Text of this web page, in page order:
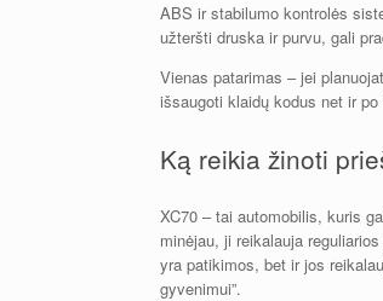
ABS ir stabilumo kontrolės
užteršti druska ir purvu, gali
Vienas patarimas – jei
išsaugoti klaidų kodus net ir
Ką reikia žinoti
XC70 – tai automobilis, kuris
minėjau, ji reikalauja
yra patikimos, bet ir jos
gyvenimui”.